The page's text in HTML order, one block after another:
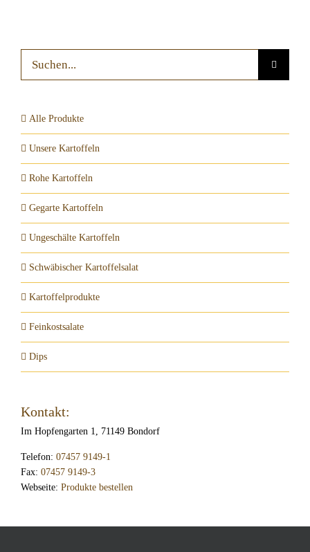
nach:
Alle Produkte
Unsere Kartoffeln
Rohe Kartoffeln
Gegarte Kartoffeln
Ungeschälte Kartoffeln
Schwäbischer Kartoffelsalat
Kartoffelprodukte
Feinkostsalate
Dips
Kontakt:
Im Hopfengarten 1, 71149 Bondorf
Telefon: 07457 9149-1
Fax: 07457 9149-3
Webseite: Produkte bestellen